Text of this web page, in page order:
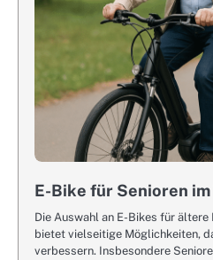
E-Bike für Senioren im
Die Auswahl an E-Bikes für
bietet vielseitige Möglichkeiten,
verbessern. Insbesondere